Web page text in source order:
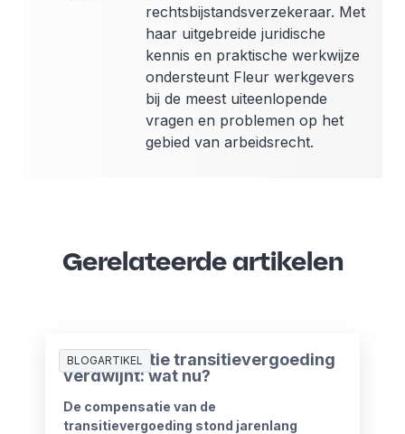
rechtsbijstandsverzekeraar. Met
haar uitgebreide juridische
kennis en praktische werkwijze
ondersteunt Fleur werkgevers
bij de meest uiteenlopende
vragen en problemen op het
gebied van arbeidsrecht.
Gerelateerde artikelen
BLOGARTIKEL
Compensatie transitievergoeding
verdwijnt: wat nu?
De compensatie van de
transitievergoeding stond jarenlang